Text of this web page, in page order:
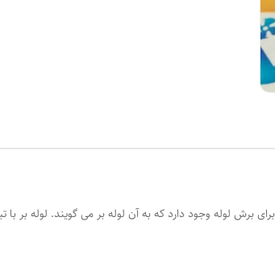
برای برش لوله وجود دارد که به آن لوله بر می گویند. لوله‌